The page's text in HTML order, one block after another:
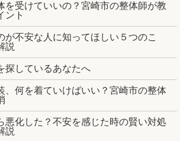
を受けていいの？宮崎市の整体師が教
ント
が不安な人に知ってほしい５つのこ
説
探しているあなたへ
、何を着ていけばいい？宮崎市の整体
悪化した？不安を感じた時の賢い対処
説